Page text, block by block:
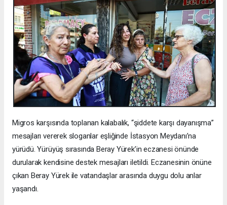
Migros karşısında toplanan kalabalık, “şiddete karşı dayanışma”
mesajları vererek sloganlar eşliğinde İstasyon Meydanı’na
yürüdü. Yürüyüş sırasında Beray Yürek’in eczanesi önünde
durularak kendisine destek mesajları iletildi. Eczanesinin önüne
çıkan Beray Yürek ile vatandaşlar arasında duygu dolu anlar
yaşandı.